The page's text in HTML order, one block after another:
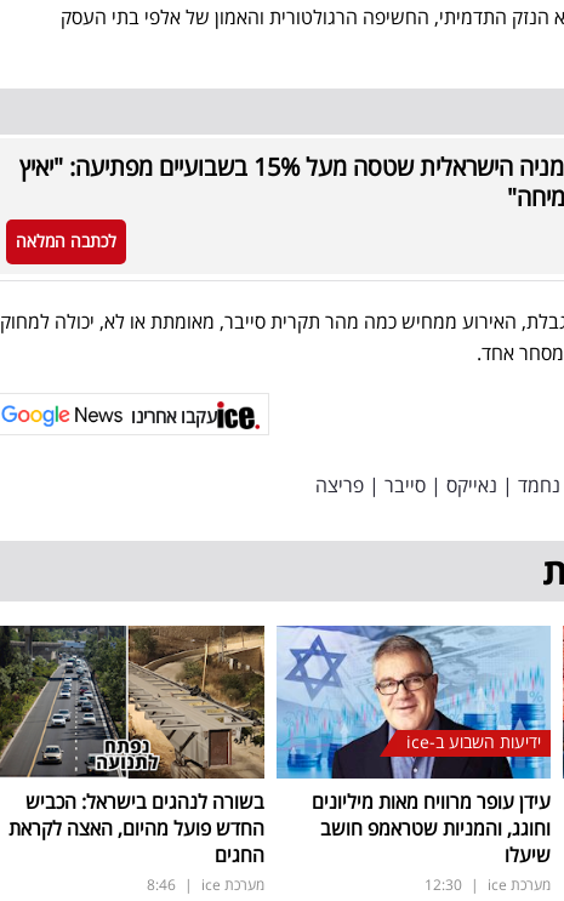
הנזק התדמיתי, החשיפה הרגולטורית והאמון של אלפי בתי העסק
המניה הישראלית שטסה מעל 15% בשבועיים מפתיעה: "יאיץ
לכתבה המלאה
האירוע ממחיש כמה מהר תקרית סייבר, מאומתת או לא, יכולה למחוק
מסחר אחד.
עקבו אחרינו
נחמד | נאייקס | סייבר | פריצה
ידיעות השבוע ב-ice
עידן עופר מרוויח מאות מיליונים
וחוגג, והמניות שטראמפ חושב
שיעלו
מערכת ice |
12:30
בשורה לנהגים בישראל: הכביש
החדש פועל מהיום, האצה לקראת
החגים
מערכת ice |
8:46